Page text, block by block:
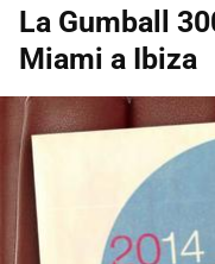
La Gumball
Miami a Ibiza